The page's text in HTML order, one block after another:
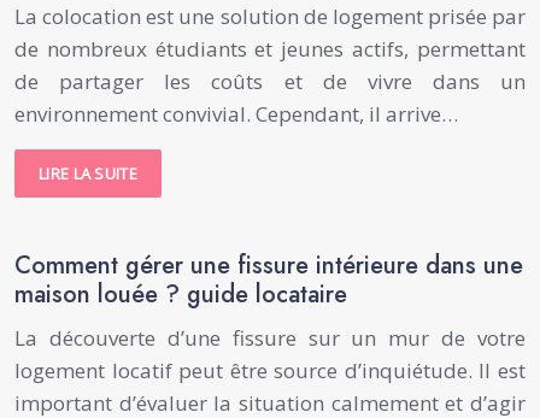
La colocation est une solution de logement prisée par
de nombreux étudiants et jeunes actifs, permettant
de partager les coûts et de vivre dans un
environnement convivial. Cependant, il arrive…
LIRE LA SUITE
Comment gérer une fissure intérieure dans une
maison louée ? guide locataire
La découverte d’une fissure sur un mur de votre
logement locatif peut être source d’inquiétude. Il est
important d’évaluer la situation calmement et d’agir